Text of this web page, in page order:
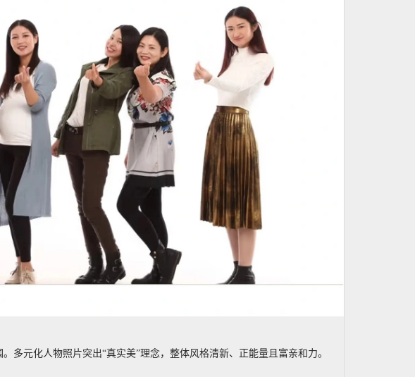
元化人物照片突出“真实美”理念，整体风格清新、正能量且富亲和力。